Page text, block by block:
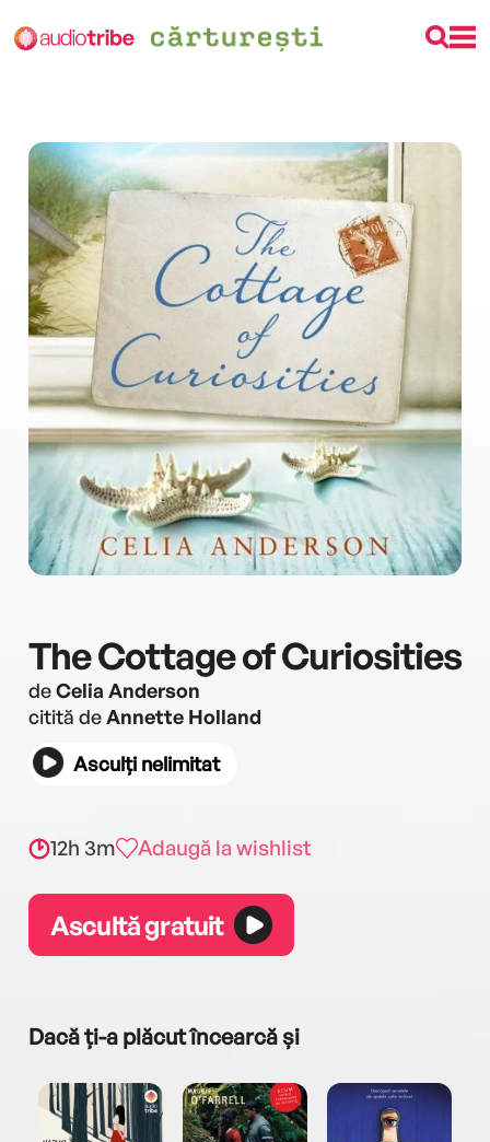
The Cottage of Curiosities
deCelia Anderson
citită deAnnette Holland
Asculți nelimitat
12h 3m Adaugă la wishlist
Ascultă gratuit
Dacă ți-a plăcut încearcă și